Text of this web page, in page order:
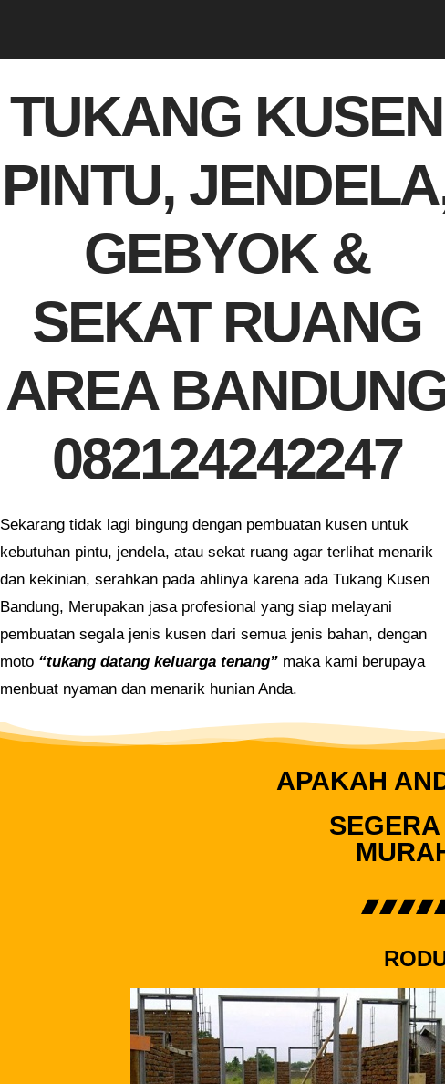
TUKANG KUSEN
PINTU,
GEBYOK &
SEKAT RUANG
AREA
082124242247
Sekarang tidak lagi bingung dengan pembuatan kusen untuk
kebutuhan pintu, jendela, atau sekat ruang agar terlihat menarik
dan kekinian, serahkan pada ahlinya karena ada Tukang Kusen
Bandung, Merupakan jasa profesional yang siap melayani
pembuatan segala jenis kusen dari semua jenis bahan, dengan
moto “tukang datang keluarga tenang” maka kami berupaya
menbuat nyaman dan menarik hunian Anda.
APAKAH